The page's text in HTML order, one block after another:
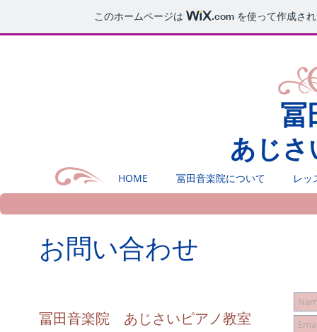
このホームページは .com を使って作成さ
冨
あじ
HOME 冨田音楽院について レッ
​お問い合わせ
冨田音楽院 あじさいピアノ教室